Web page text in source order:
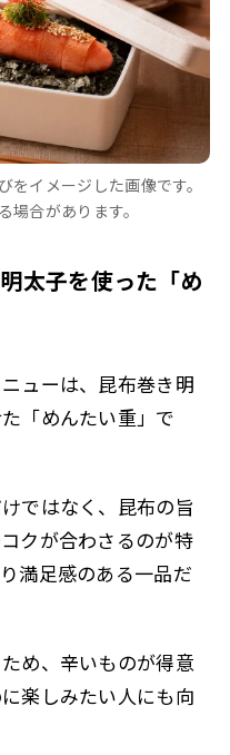
イメージした画像です。
場合があります。
太子を使った「め
ューは、昆布巻き明
「めんたい重」で
ではなく、昆布の旨
クが合わさるのが特
満足感のある一品だ
め、辛いものが得意
楽しみたい人にも向